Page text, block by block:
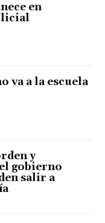
en
va a la escuela
y
gobierno
salir a